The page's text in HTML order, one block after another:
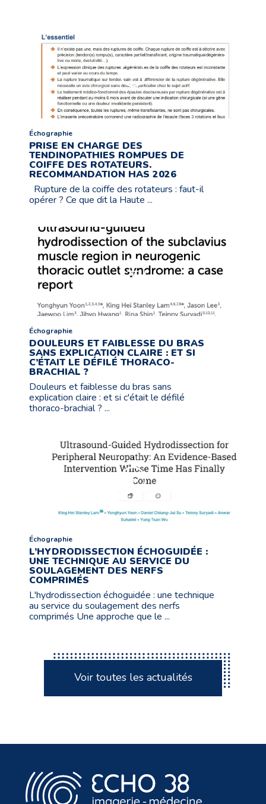
Échographie
PRISE EN CHARGE DES
TENDINOPATHIES ROMPUES DE
COIFFE DES ROTATEURS.
RECOMMANDATION HAS 2026
Rupture de la coiffe des rotateurs : faut-il
opérer ? Ce que dit la Haute ...
Échographie
DOULEURS ET FAIBLESSE DU BRAS
SANS EXPLICATION CLAIRE : ET SI
C’ÉTAIT LE DÉFILÉ THORACO-
BRACHIAL ?
Douleurs et faiblesse du bras sans
explication claire : et si c'était le défilé
thoraco-brachial ? ...
Échographie
L’HYDRODISSECTION ÉCHOGUIDÉE :
UNE TECHNIQUE AU SERVICE DU
SOULAGEMENT DES NERFS
COMPRIMÉS
L'hydrodissection échoguidée : une technique
au service du soulagement des nerfs
comprimés Une approche que le ...
Voir toutes les actualités